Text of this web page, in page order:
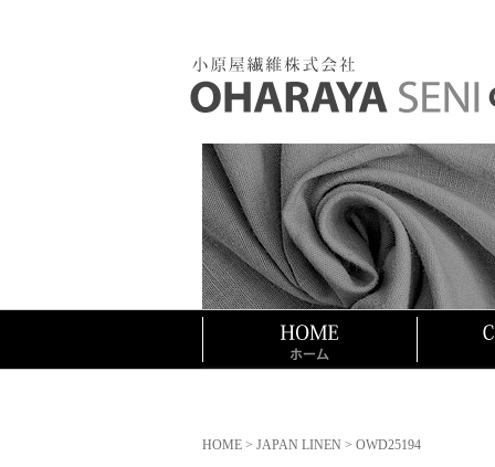
HOME > JAPAN LINEN > OWD25194